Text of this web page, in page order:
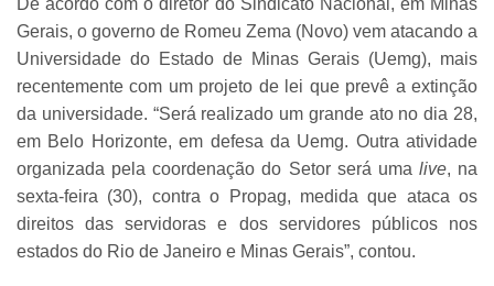
De acordo com o diretor do Sindicato Nacional, em Minas
Gerais, o governo de Romeu Zema (Novo) vem atacando a
Universidade do Estado de Minas Gerais (Uemg), mais
recentemente com um projeto de lei que prevê a extinção
da universidade. “Será realizado um grande ato no dia 28,
em Belo Horizonte, em defesa da Uemg. Outra atividade
organizada pela coordenação do Setor será uma live, na
sexta-feira (30), contra o Propag, medida que ataca os
direitos das servidoras e dos servidores públicos nos
estados do Rio de Janeiro e Minas Gerais”, contou.